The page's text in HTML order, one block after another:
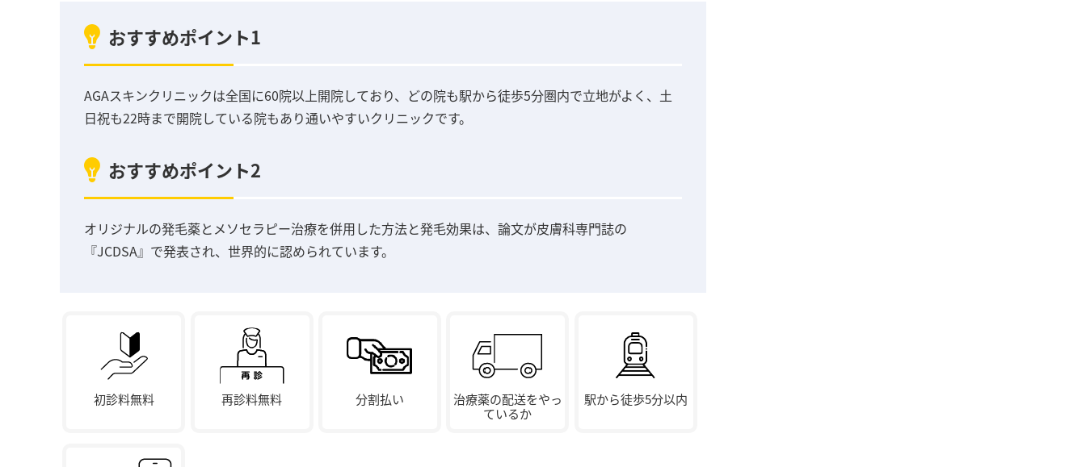
おすすめポイント1
AGAスキンクリニックは全国に60院以上開院しており、どの院も駅から徒歩5分圏内で立地がよく、土
日祝も22時まで開院している院もあり通いやすいクリニックです。
おすすめポイント2
オリジナルの発毛薬とメソセラピー治療を併用した方法と発毛効果は、論文が皮膚科専門誌の
『JCDSA』で発表され、世界的に認められています。
初診料無料 再診料無料 分割払い
治療薬の配送をやっ
ているか
駅から徒歩5分以内